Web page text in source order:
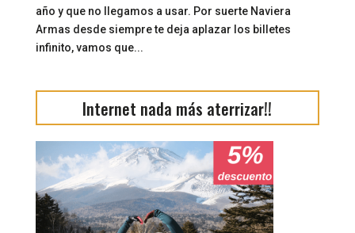
año y que no llegamos a usar. Por suerte Naviera
Armas desde siempre te deja aplazar los billetes
infinito, vamos que...
Internet nada más aterrizar!!